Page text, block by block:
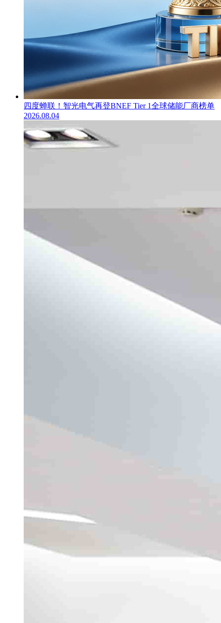
四度蝉联！智光电气再登BNEF Tier 1全球储能厂商榜单
2026.08.04